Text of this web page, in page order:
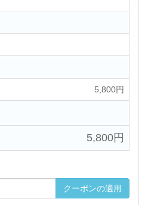
5,800円
5,800円
クーポンの適用